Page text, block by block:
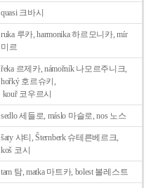
quasi 크바시
ruka 루카, harmonika 하르모니카, mír
미르
řeka 르제카, námořník 나모르주니크,
hořký 호르슈키,
kouř 코우르시
sedlo 세들로, máslo 마슬로, nos 노스
šaty 샤티, Šternberk 슈테른베르크,
koš 코시
tam 탐, matka 마트카, bolest 볼레스트